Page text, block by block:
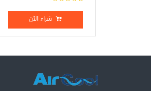
شراء الآن